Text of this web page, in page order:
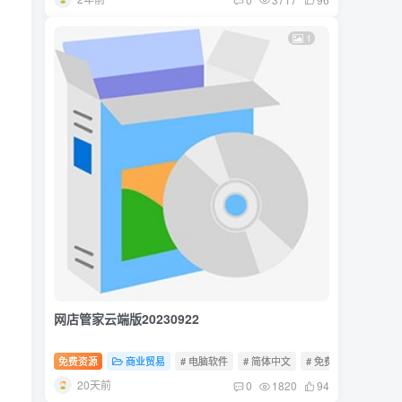
1
网店管家云端版20230922
免费资源 商业贸易 # 电脑软件 # 简体中文 # 免费软件
20天前 0 1820 94